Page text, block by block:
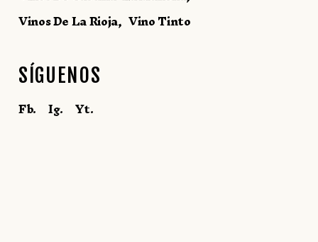
Vinos De La Rioja Vino Tinto
SÍGUENOS
Fb. Ig. Yt.